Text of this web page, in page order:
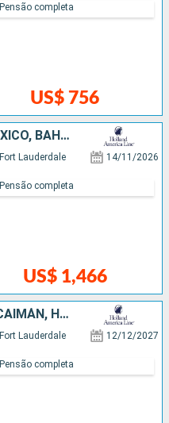
US$ 756
Pensão completa
JAMAICA, ISLAS CAIMÁN, MÉXICO, BAHAMAS, REPUBLICA DOMINICANA, ESTADOS UNIDOS
Fort Lauderdale 14/11/2026
US$ 1,466
Pensão completa
BAHAMAS, JAMAICA, ISLAS CAIMÁN, HONDURAS, BELIZE, MÉXICO, ESTADOS UNIDOS
Fort Lauderdale 12/12/2027
Pensão completa